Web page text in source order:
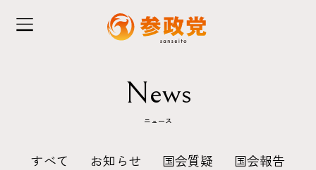
News
ニュース
すべて お知らせ 国会質疑 国会報告